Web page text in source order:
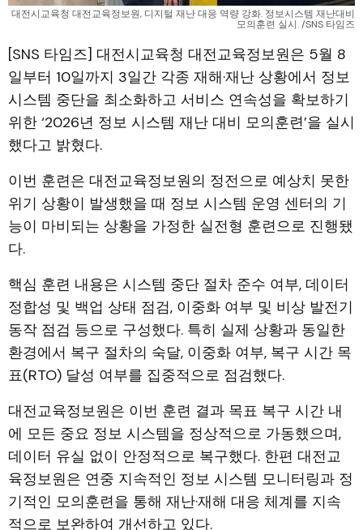
대전시교육청 대전교육정보원, 디지털 재난 대응 역량 강화. 정보시스템 재난대비
모의훈련 실시. /SNS 타임즈
[SNS 타임즈] 대전시교육청 대전교육정보원은 5월 8
일부터 10일까지 3일간 각종 재해·재난 상황에서 정보
시스템 중단을 최소화하고 서비스 연속성을 확보하기
위한 ‘2026년 정보 시스템 재난 대비 모의훈련’을 실시
했다고 밝혔다.
이번 훈련은 대전교육정보원의 정전으로 예상치 못한
위기 상황이 발생했을 때 정보 시스템 운영 센터의 기
능이 마비되는 상황을 가정한 실전형 훈련으로 진행됐
다.
핵심 훈련 내용은 시스템 중단 절차 준수 여부, 데이터
정합성 및 백업 상태 점검, 이중화 여부 및 비상 발전기
동작 점검 등으로 구성했다. 특히 실제 상황과 동일한
환경에서 복구 절차의 숙달, 이중화 여부, 복구 시간 목
표(RTO) 달성 여부를 집중적으로 점검했다.
대전교육정보원은 이번 훈련 결과 목표 복구 시간 내
에 모든 중요 정보 시스템을 정상적으로 가동했으며,
데이터 유실 없이 안정적으로 복구했다. 한편 대전교
육정보원은 연중 지속적인 정보 시스템 모니터링과 정
기적인 모의훈련을 통해 재난·재해 대응 체계를 지속
적으로 보완하여 개선하고 있다.